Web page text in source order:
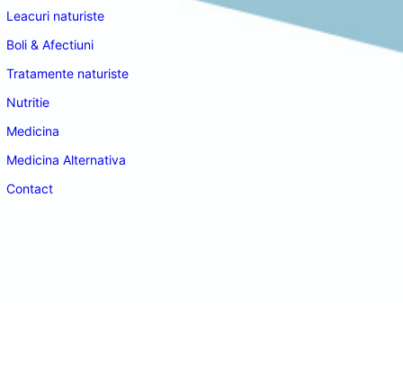
Leacuri naturiste
Boli & Afectiuni
Tratamente naturiste
Nutritie
Medicina
Medicina Alternativa
Contact